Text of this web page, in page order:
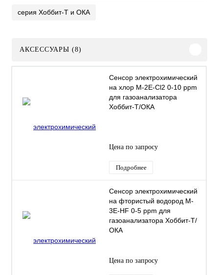
серия Хоббит-Т и ОКА
АКСЕССУАРЫ (8)
Сенсор электрохимический
на хлор M-2Е-Cl2 0-10 ppm
для газоанализатора
Хоббит-Т/ОКА
Цена по запросу
Подробнее
Сенсор электрохимический
на фтористый водород M-
3Е-HF 0-5 ppm для
газоанализатора Хоббит-Т/
ОКА
Цена по запросу